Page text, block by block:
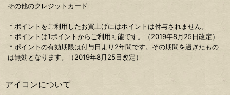
その他のクレジットカード
＊ポイントをご利用したお買上げにはポイントは付与されません。
＊ポイントは1ポイントからご利用可能です。（2019年8月25日改定）
＊ポイントの有効期限は付与日より2年間です。その期間を過ぎたもの
は無効となります。（2019年8月25日改定）
アイコンについて